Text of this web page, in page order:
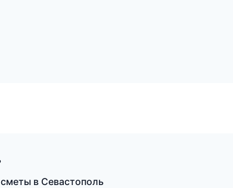
в Севастополь